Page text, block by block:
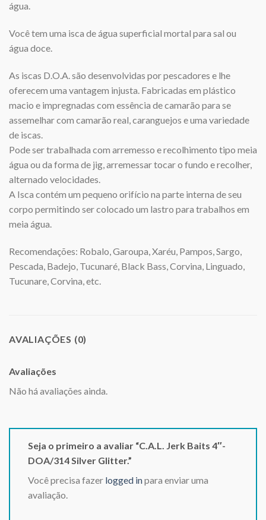
água.
Você tem uma isca de água superficial mortal para sal ou
água doce.
As iscas D.O.A. são desenvolvidas por pescadores e lhe
oferecem uma vantagem injusta. Fabricadas em plástico
macio e impregnadas com essência de camarão para se
assemelhar com camarão real, caranguejos e uma variedade
de iscas.
Pode ser trabalhada com arremesso e recolhimento tipo meia
água ou da forma de jig, arremessar tocar o fundo e recolher,
alternado velocidades.
A Isca contém um pequeno orifício na parte interna de seu
corpo permitindo ser colocado um lastro para trabalhos em
meia água.
Recomendações: Robalo, Garoupa, Xaréu, Pampos, Sargo,
Pescada, Badejo, Tucunaré, Black Bass, Corvina, Linguado,
Tucunare, Corvina, etc.
AVALIAÇÕES (0)
Avaliações
Não há avaliações ainda.
Seja o primeiro a avaliar “C.A.L. Jerk Baits 4″-
DOA/314 Silver Glitter.”
Você precisa fazer logged inpara enviar uma
avaliação.